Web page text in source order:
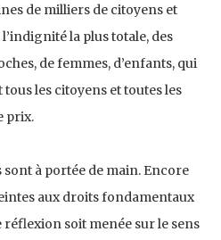
de milliers de citoyens et
la plus totale, des
de femmes, d’enfants, qui
les citoyens et toutes les
prix.
sont à portée de main. Encore
aux droits fondamentaux
réflexion soit menée sur le sens